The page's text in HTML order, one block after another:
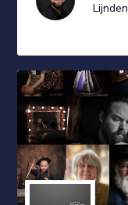
Lijnden